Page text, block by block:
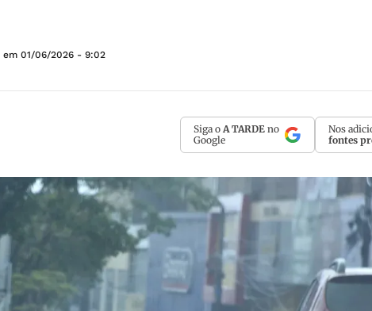
em 01/06/2026 - 9:02
Siga o A TARDE no
Google
Nos
fontes